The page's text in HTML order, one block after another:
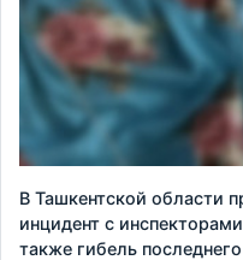
В Ташкентской области
инцидент с
также гибель последнего